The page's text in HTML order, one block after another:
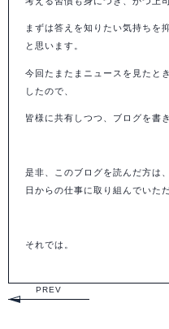
まずは答えを知りたい気持ちを
と思います。
今回たまたまニュースを見たと
したので、
皆様に共有しつつ、ブログを書
是非、このブログを読んだ方は
日からの仕事に取り組んでいた
それでは。
PREV